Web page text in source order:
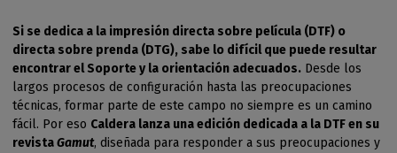
Si se dedica a la impresión directa sobre película (DTF) o
directa sobre prenda (DTG), sabe lo difícil que puede resultar
encontrar el Soporte y la orientación adecuados. Desde los
largos procesos de configuración hasta las preocupaciones
técnicas, formar parte de este campo no siempre es un camino
fácil. Por eso Caldera lanza una edición dedicada a la DTF en su
revistaGamut, diseñada para responder a sus preocupaciones y